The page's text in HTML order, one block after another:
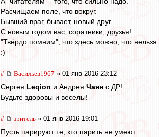
Расчищаем поле, что вокруг.
Бывший враг, бывает, новый друг...
С новым годом вас, соратники, друзья!
"Твёрдо помним", что здесь можно, что нельзя.
:)
# Васильев1967 » 01 янв 2016 23:12
Сергея Leqion и Андрея Чаян с ДР!
Будьте здоровы и веселы!
# зpитель » 01 янв 2016 19:01
Пусть парируют те, кто парить не умеют.